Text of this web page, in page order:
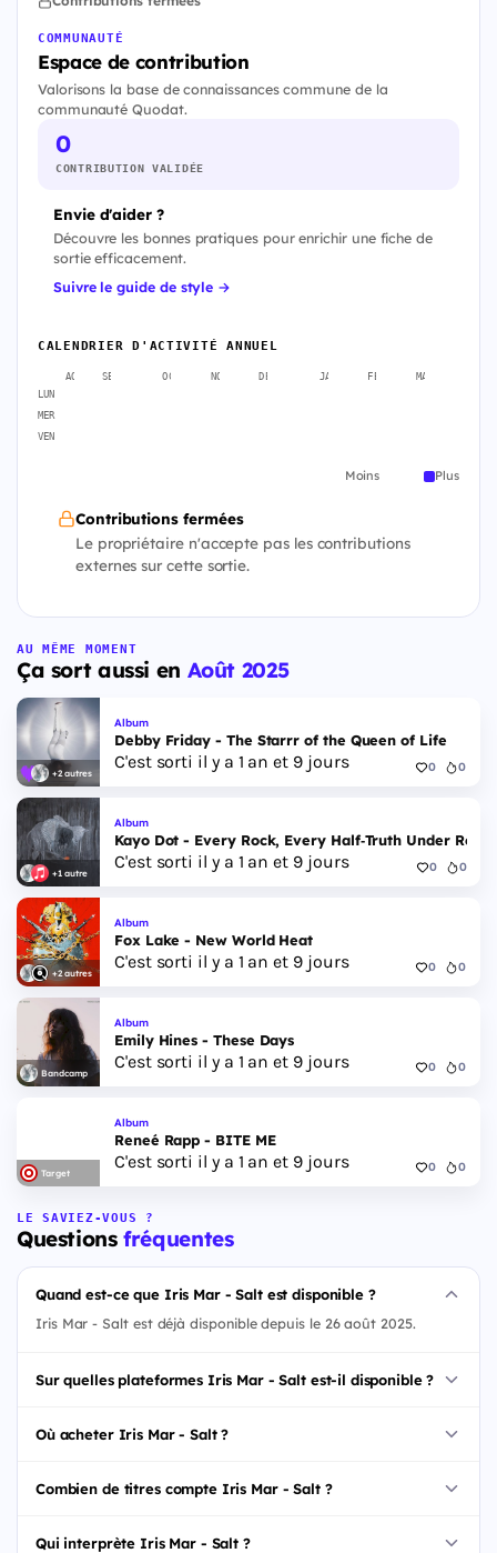
COMMUNAUTÉ
Espace de contribution
Valorisons la base de connaissances commune de la
communauté Quodat.
0
CONTRIBUTION VALIDÉE
Envie d'aider ?
Découvre les bonnes pratiques pour enrichir une fiche de
sortie efficacement.
Suivre le guide de style →
CALENDRIER D'ACTIVITÉ ANNUEL
AOÛT SEPT. OCT. NOV. DÉC. JANV. FÉVR. MARS
LUN
MER
VEN
Moins Plus
Contributions fermées
Le propriétaire n'accepte pas les contributions
externes sur cette sortie.
AU MÊME MOMENT
Ça sort aussi en Août 2025
+2 autres
Album
Debby Friday - The Starrr of the Queen of Life
C'est sorti il y a 1 an et 9 jours 0 0
+1 autre
Album
Kayo Dot - Every Rock, Every Half‐Truth Under
C'est sorti il y a 1 an et 9 jours 0 0
+2 autres
Album
Fox Lake - New World Heat
C'est sorti il y a 1 an et 9 jours 0 0
Bandcamp
Album
Emily Hines - These Days
C'est sorti il y a 1 an et 9 jours 0 0
Target
Album
Reneé Rapp - BITE ME
C'est sorti il y a 1 an et 9 jours 0 0
LE SAVIEZ-VOUS ?
Questionsfréquentes
Quand est-ce que Iris Mar - Salt est disponible ?
Iris Mar - Salt est déjà disponible depuis le 26 août 2025.
Sur quelles plateformes Iris Mar - Salt est-il disponible ?
Où acheter Iris Mar - Salt ?
Combien de titres compte Iris Mar - Salt ?
Qui interprète Iris Mar - Salt ?